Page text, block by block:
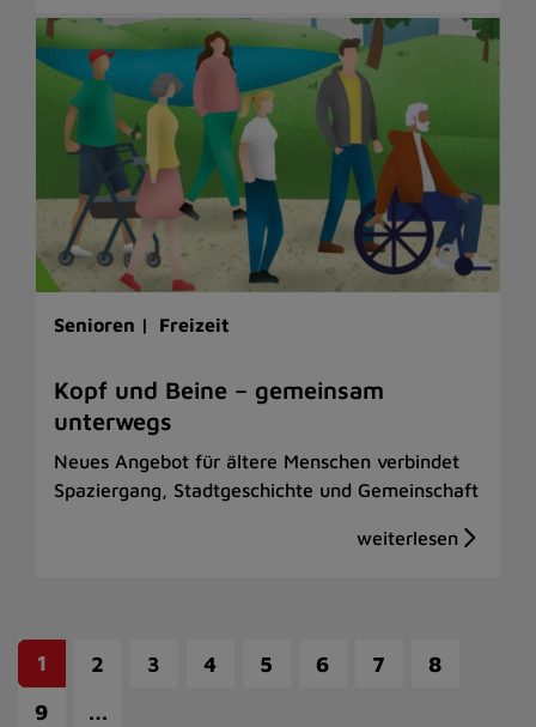
Senioren | Freizeit
Kopf und Beine – gemeinsam
unterwegs
Neues Angebot für ältere Menschen verbindet
Spaziergang, Stadtgeschichte und Gemeinschaft
1 2 3 4 5 6 7
8
9
…